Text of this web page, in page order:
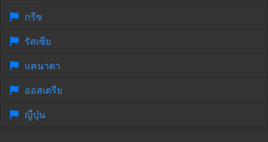
กรีซ
รัสเซีย
แคนาดา
ออสเตรีย
ญี่ปุ่น